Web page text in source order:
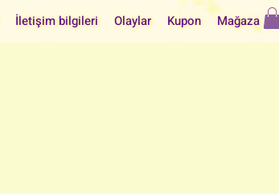
İletişim bilgileri Olaylar Kupon Mağaza